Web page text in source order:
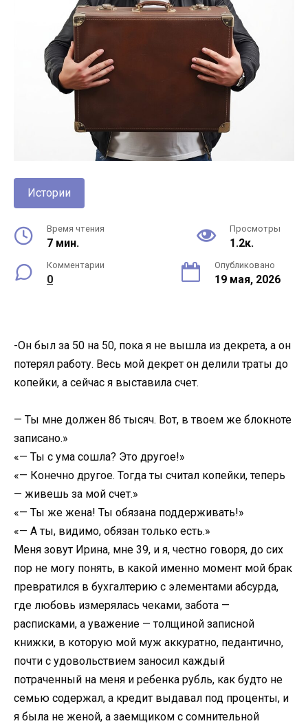
Истории
Время чтения
7 мин.
Просмотры
1.2к.
Комментарии
0
Опубликовано
19 мая, 2026
-Он был за 50 на 50, пока я не вышла из декрета, а он
потерял работу. Весь мой декрет он делили траты до
копейки, а сейчас я выставила счет.
— Ты мне должен 86 тысяч. Вот, в твоем же блокноте
записано.»
«— Ты с ума сошла? Это другое!»
«— Конечно другое. Тогда ты считал копейки, теперь
— живешь за мой счет.»
«— Ты же жена! Ты обязана поддерживать!»
«— А ты, видимо, обязан только есть.»
Меня зовут Ирина, мне 39, и я, честно говоря, до сих
пор не могу понять, в какой именно момент мой брак
превратился в бухгалтерию с элементами абсурда,
где любовь измерялась чеками, забота —
расписками, а уважение — толщиной записной
книжки, в которую мой муж аккуратно, педантично,
почти с удовольствием заносил каждый
потраченный на меня и ребенка рубль, как будто не
семью содержал, а кредит выдавал под проценты, и
я была не женой, а заемщиком с сомнительной